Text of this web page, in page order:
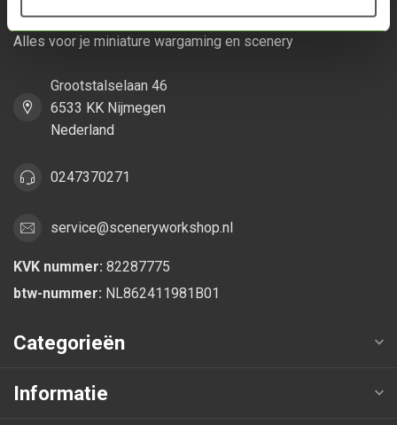
Scenery Workshop BV
Alles voor je miniature wargaming en scenery
Grootstalselaan 46
6533 KK Nijmegen
Nederland
0247370271
service@sceneryworkshop.nl
KVK nummer: 82287775
btw-nummer: NL862411981B01
Categorieën
Informatie